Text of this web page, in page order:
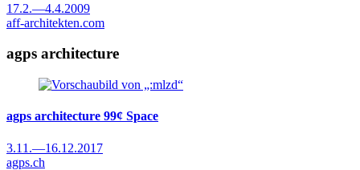
17.2.—4.4.2009
aff-architekten.com
agps architecture
agps architecture 99¢ Space
3.11.—16.12.2017
agps.ch